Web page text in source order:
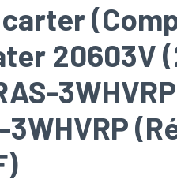
20603V
3WHVRP